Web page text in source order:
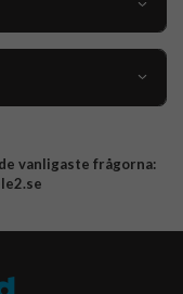
vanligaste frågorna: